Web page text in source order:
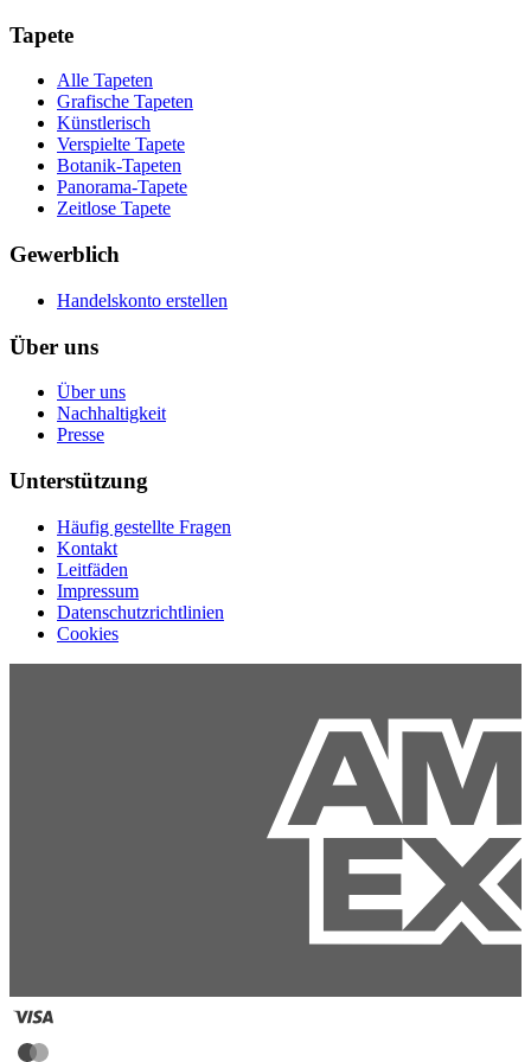
Tapete
Alle Tapeten
Grafische Tapeten
Künstlerisch
Verspielte Tapete
Botanik-Tapeten
Panorama-Tapete
Zeitlose Tapete
Gewerblich
Handelskonto erstellen
Über uns
Über uns
Nachhaltigkeit
Presse
Unterstützung
Häufig gestellte Fragen
Kontakt
Leitfäden
Impressum
Datenschutzrichtlinien
Cookies